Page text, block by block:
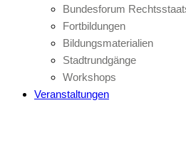
Bundesforum
Fortbildungen
Bildungsmaterialien
Stadtrundgänge
Workshops
Veranstaltungen